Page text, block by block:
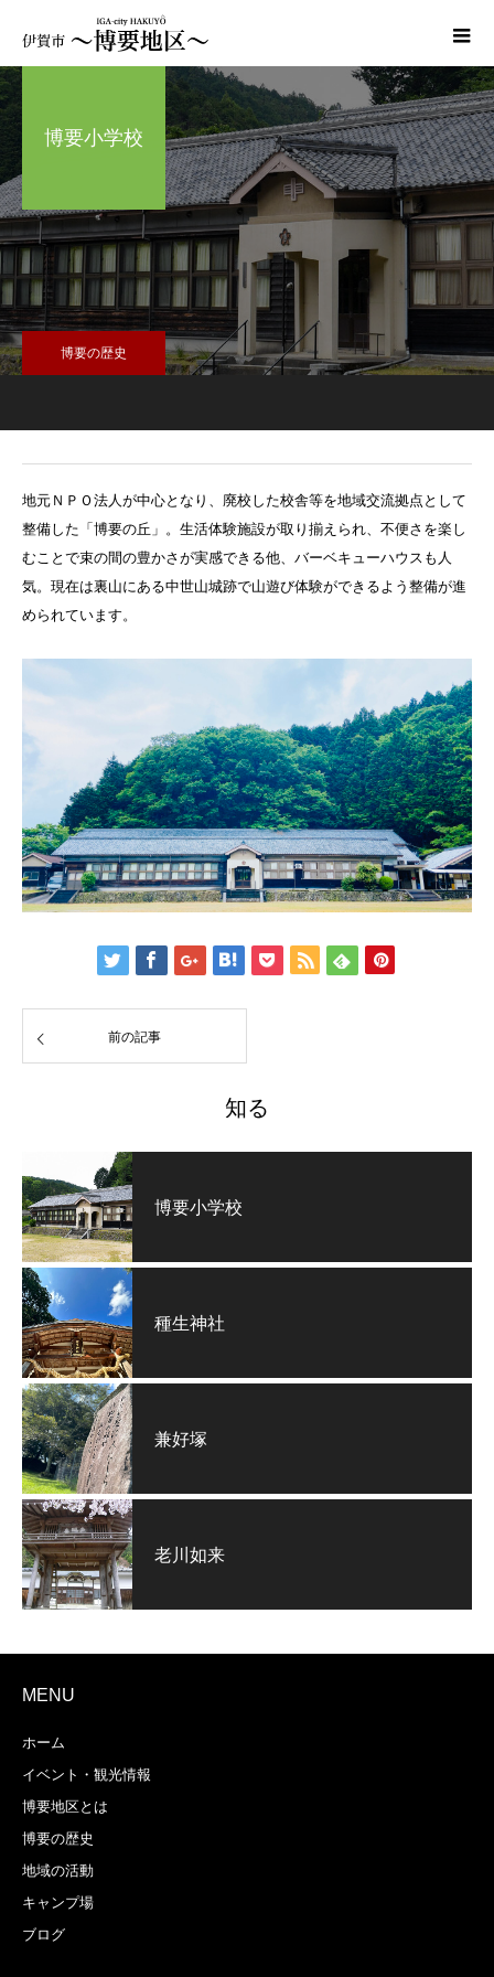
博要小学校
博要の歴史
地元ＮＰＯ法人が中心となり、廃校した校舎等を地域交流拠点として
整備した「博要の丘」。生活体験施設が取り揃えられ、不便さを楽し
むことで束の間の豊かさが実感できる他、バーベキューハウスも人
気。現在は裏山にある中世山城跡で山遊び体験ができるよう整備が進
められています。
前の記事
知る
博要小学校
種生神社
兼好塚
老川如来
MENU
ホーム
イベント・観光情報
博要地区とは
博要の歴史
地域の活動
キャンプ場
ブログ